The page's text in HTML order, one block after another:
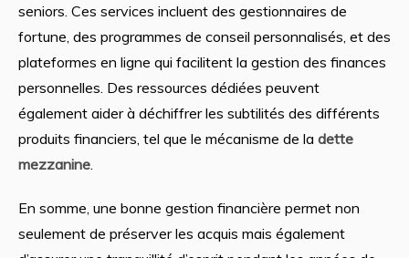
seniors. Ces services incluent des gestionnaires de
fortune, des programmes de conseil personnalisés, et des
plateformes en ligne qui facilitent la gestion des finances
personnelles. Des ressources dédiées peuvent
également aider à déchiffrer les subtilités des différents
produits financiers, tel que le mécanisme de la dette
mezzanine
En somme, une bonne gestion financière permet non
seulement de préserver les acquis mais également